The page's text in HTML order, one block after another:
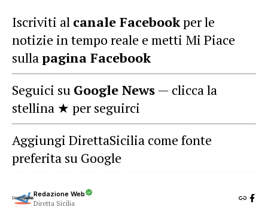
Iscriviti al canale Facebookper le
notizie in tempo reale e metti Mi Piace
sullapagina Facebook
Seguici su Google News — clicca la
stellina ★ per seguirci
Aggiungi DirettaSicilia come fonte
preferita su Google
Redazione Web
Diretta Sicilia